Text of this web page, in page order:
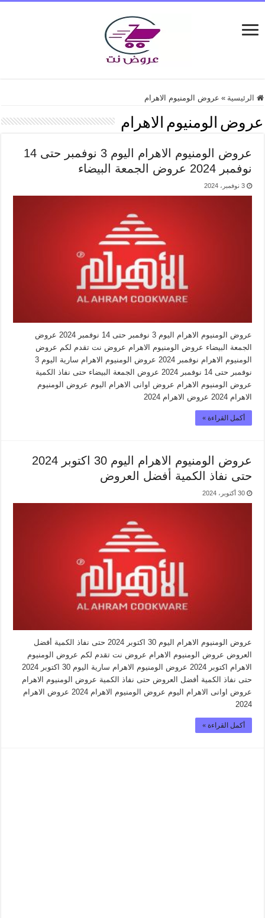
الرئيسية » عروض الومنيوم الاهرام
عروض الومنيوم الاهرام
عروض الومنيوم الاهرام اليوم 3 نوفمبر حتى 14
نوفمبر 2024 عروض الجمعة البيضاء
3 نوفمبر، 2024
عروض الومنيوم الاهرام اليوم 3 نوفمبر حتى 14 نوفمبر 2024 عروض
الجمعة البيضاء عروض الومنيوم الاهرام عروض نت تقدم لكم عروض
الومنيوم الاهرام نوفمبر 2024 عروض الومنيوم الاهرام سارية اليوم 3
نوفمبر حتى 14 نوفمبر 2024 عروض الجمعة البيضاء حتى نفاذ الكمية
عروض الومنيوم الاهرام عروض اوانى الاهرام اليوم عروض الومنيوم
الاهرام 2024 عروض الاهرام 2024
أكمل القراءة »
عروض الومنيوم الاهرام اليوم 30 اكتوبر 2024
حتى نفاذ الكمية أفضل العروض
30 أكتوبر، 2024
عروض الومنيوم الاهرام اليوم 30 اكتوبر 2024 حتى نفاذ الكمية أفضل
العروض عروض الومنيوم الاهرام عروض نت تقدم لكم عروض الومنيوم
الاهرام اكتوبر 2024 عروض الومنيوم الاهرام سارية اليوم 30 اكتوبر 2024
حتى نفاذ الكمية أفضل العروض حتى نفاذ الكمية عروض الومنيوم الاهرام
عروض اوانى الاهرام اليوم عروض الومنيوم الاهرام 2024 عروض الاهرام
2024
أكمل القراءة »